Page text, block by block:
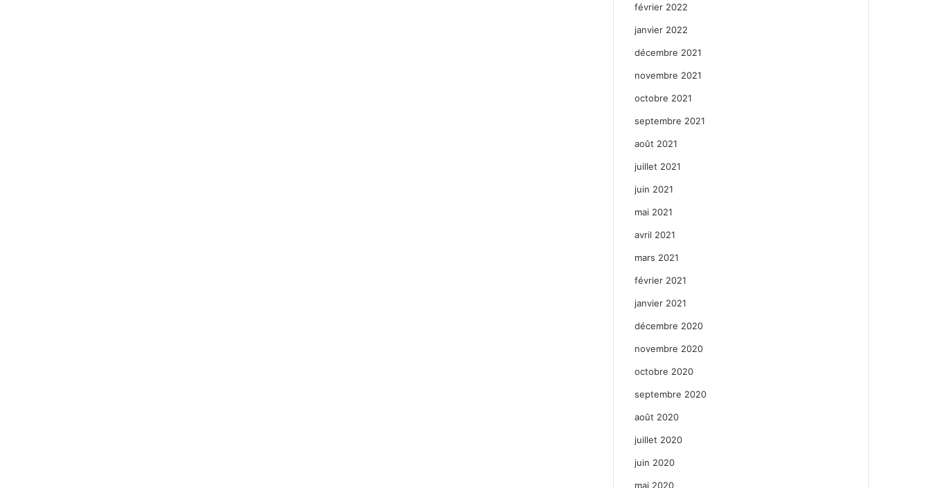
février 2022
janvier 2022
décembre 2021
novembre 2021
octobre 2021
septembre 2021
août 2021
juillet 2021
juin 2021
mai 2021
avril 2021
mars 2021
février 2021
janvier 2021
décembre 2020
novembre 2020
octobre 2020
septembre 2020
août 2020
juillet 2020
juin 2020
mai 2020